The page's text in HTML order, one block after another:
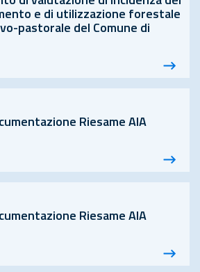
e di utilizzazione forestale
pastorale del Comune di
Riesame AIA
Riesame AIA